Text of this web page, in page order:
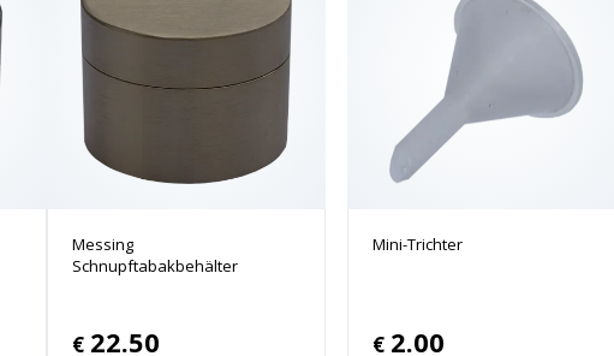
Messing
Schnupftabakbehälter
€ 22.50
Mini-Trichter
€ 2.00